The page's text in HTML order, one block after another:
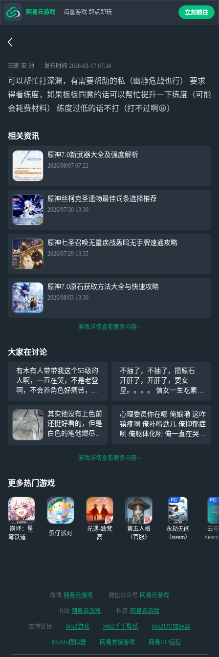
玩家 安.池 发布时间 2026-02-17 07:34
可以帮忙打深渊，有需要帮助的私（幽静危战也行） 要求
得看练度，如果板板同意的话可以帮忙提升一下练度（可能
会耗费材料） 练度过低的话不打（打不过啊😦）
相关资讯
原神7.0新武器大全及强度解析
2026/08/07 07:22
原神丝柯克圣遗物最佳词条选择推荐
2026/07/30 13:30
原神七圣召唤无量疾战轰鸣无手牌速通攻略
2026/07/29 13:35
原神7.0原石获取方法大全与快速攻略
2026/08/03 13:30
游戏详情查看更多内容
大家在讨论
有木有人带带我这个55级的
人啊，一直在哭，不是老登
啊，不会养角色好痛苦，可
的。一起玩也行啊(Ｔ▽Ｔ)好
无聊啊，周本是打不过一点
的，更别说深渊了。讲个笑
话，我菲林斯的一个大才3万
不抽了，不抽了，攒原石
开肝了，开肝了，要女
皇。。。。 信女一生吃素只
冰神会很成女。。。然后冰
神的武器好像是权杖。。很
御啊 没人等着抽冰神吗(O
S:成女万
其实他没有上色前
还挺好看的，但是
白色的笔他燃尽
笔怎么那么显？因
为我用的我姐的眼
心理委员你在哪 俺娘嘞 这咋
镇疼啊 俺补嘚劲儿 俺抑郁症
咧 俺躯体化咧 俺一直在哭
在哪 俺娘嘞 这咋镇疼啊 俺
游戏详情查看更多内容
更多热门游戏
崩坏：星
穹铁道-4.4
蛋仔派对
光遇-致梵
高
第五人格
（官服）
永劫无间
（steam）
云
网易云游戏 海量游戏 即点即玩 立刻前往
微博 网易云游戏 微信公众号 网易云游戏
B站 网易云游戏 抖音 网易云游戏
友情链接 网易游戏 网易千千壁纸 网易UU加速器
MuMu模拟器 网易发烧游戏 网易UU远程